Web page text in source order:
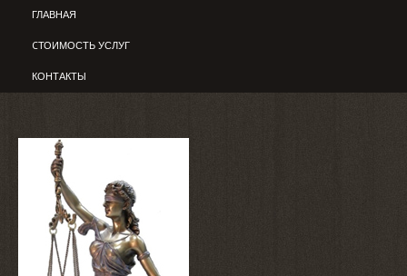
ГЛАВНАЯ
CТОИМОСТЬ УСЛУГ
КОНТАКТЫ